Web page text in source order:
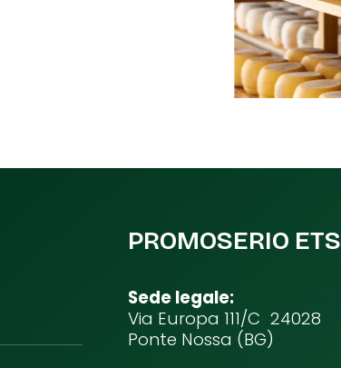
PROMOSERIO ETS
Sede legale:
Via Europa 111/C 24028
Ponte Nossa (BG)